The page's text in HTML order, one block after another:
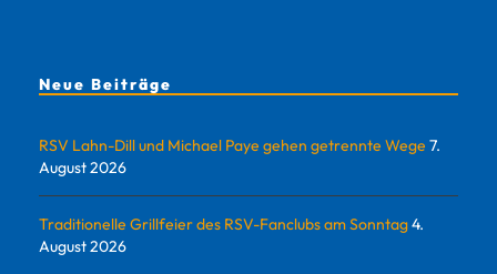
Neue Beiträge
RSV Lahn-Dill und Michael Paye gehen getrennte Wege 7.
August 2026
Traditionelle Grillfeier des RSV-Fanclubs am Sonntag4.
August 2026